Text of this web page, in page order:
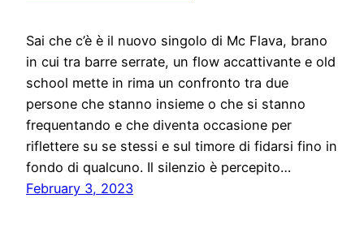
Sai che c’è è il nuovo singolo di Mc Flava, brano
in cui tra barre serrate, un flow accattivante e old
school mette in rima un confronto tra due
persone che stanno insieme o che si stanno
frequentando e che diventa occasione per
riflettere su se stessi e sul timore di fidarsi fino in
fondo di qualcuno. Il silenzio è percepito…
February 3, 2023